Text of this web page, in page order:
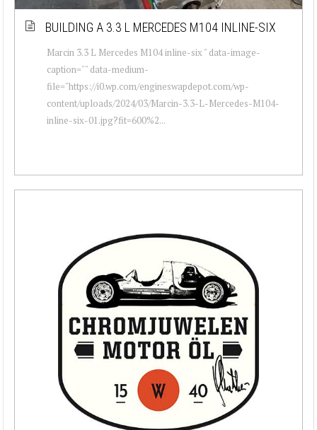
BUILDING A 3.3 L MERCEDES M104 INLINE-SIX
Marcin 3.3 L Mercedes M104 inline-six " data-image-
caption="" data-medium-
file="https://i0.wp.com/engineswapdepot.com/wp-
content/uploads/2024/03/Marcin-3.3-L-Mercedes-M104-
inline-six-01.jpg?fit=600%2...